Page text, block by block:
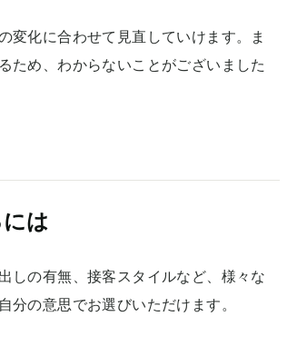
変化に合わせて見直していけます。ま
ため、わからないことがございました
は
しの有無、接客スタイルなど、様々な
の意思でお選びいただけます。